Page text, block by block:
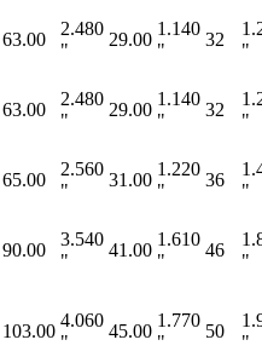
63.00
2.480
"
29.00
1.140
"
32
"
63.00
2.480
"
29.00
1.140
"
32
"
65.00
2.560
"
31.00
1.220
"
36
"
90.00
3.540
"
41.00
1.610
"
46
"
103.00
4.060
"
45.00
1.770
"
50
"